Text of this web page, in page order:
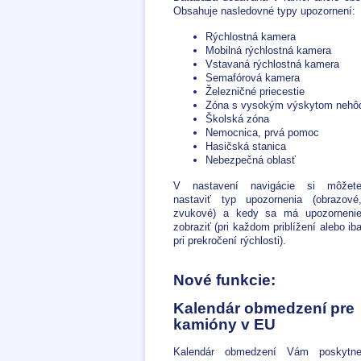
Obsahuje nasledovné typy upozornení:
Rýchlostná kamera
Mobilná rýchlostná kamera
Vstavaná rýchlostná kamera
Semafórová kamera
Železničné priecestie
Zóna s vysokým výskytom
Školská zóna
Nemocnica, prvá pomoc
Hasičská stanica
Nebezpečná oblasť
V nastavení navigácie si môžete
nastaviť typ upozornenia (obrazové,
zvukové) a kedy sa má upozornenie
zobraziť (pri každom priblížení alebo iba
pri prekročení rýchlosti).
Nové funkcie:
Kalendár obmedzení pre
kamióny v EU
Kalendár obmedzení Vám poskytne